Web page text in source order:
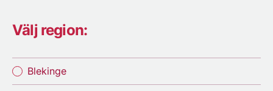
Välj region:
Blekinge